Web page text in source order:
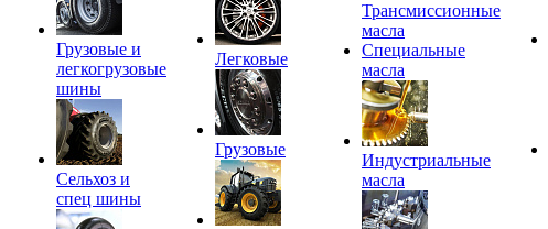
Грузовые и
легкогрузовые
шины
Сельхоз и
спец шины
Легковые
Грузовые
Трансмиссионные
масла
Специальные
масла
Индустриальные
масла